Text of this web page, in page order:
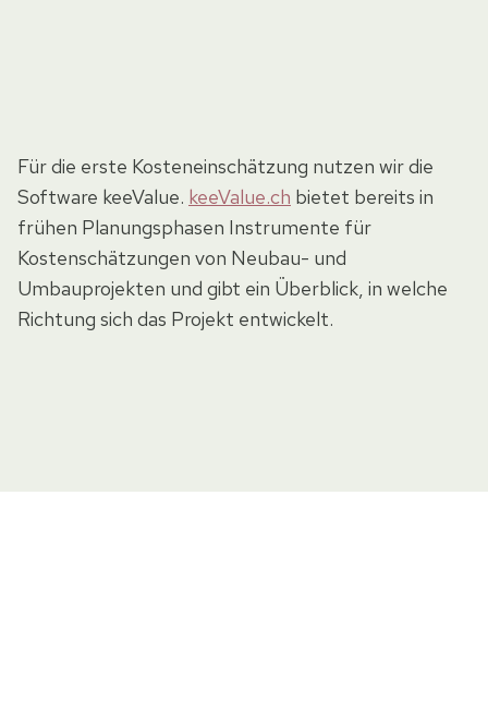
Für die erste Kosteneinschätzung nutzen wir die
Software keeValue. keeValue.ch bietet bereits in
frühen Planungsphasen Instrumente für
Kostenschätzungen von Neubau- und
Umbauprojekten und gibt ein Überblick, in welche
Richtung sich das Projekt entwickelt.